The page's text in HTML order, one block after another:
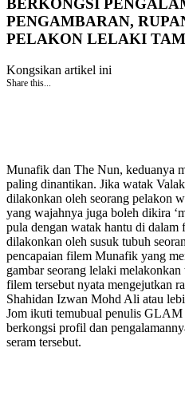
BERKONGSI
PENGAMBARAN,
PELAKON LELAKI
Kongsikan artikel ini
Share this...
Munafik dan The Nun, keduanya
paling dinantikan. Jika watak
dilakonkan oleh seorang pelakon
yang wajahnya juga boleh dikira
pula dengan watak hantu di
dilakonkan oleh susuk tubuh
pencapaian filem Munafik yang
gambar seorang lelaki
filem tersebut nyata mengejutkan
Shahidan Izwan Mohd Ali atau
Jom ikuti temubual penulis GLAM
berkongsi profil dan
seram tersebut.